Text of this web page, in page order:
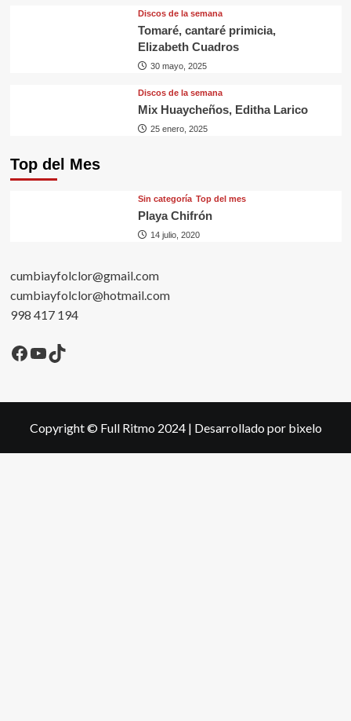
Discos de la semana
Tomaré, cantaré primicia,
Elizabeth Cuadros
30 mayo, 2025
Discos de la semana
Mix Huaycheños, Editha Larico
25 enero, 2025
Top del Mes
Sin categorí­a Top del mes
Playa Chifrón
14 julio, 2020
cumbiayfolclor@gmail.com
cumbiayfolclor@hotmail.com
998 417 194
Facebook
YouTube
TikTok
Copyright © Full Ritmo 2024 | Desarrollado por bixelo